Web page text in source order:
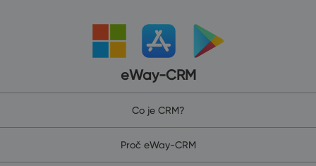
eWay-CRM
Co je CRM?
Proč eWay-CRM